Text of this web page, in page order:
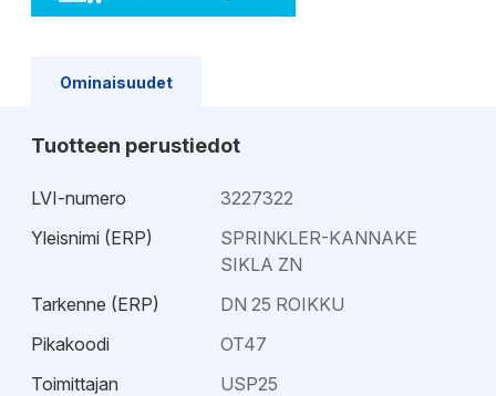
Ominaisuudet
Tuotteen perustiedot
LVI-numero
3227322
Yleisnimi (ERP)
SPRINKLER-KANNAKE
SIKLA ZN
Tarkenne (ERP)
DN 25 ROIKKU
Pikakoodi
OT47
Toimittajan
USP25